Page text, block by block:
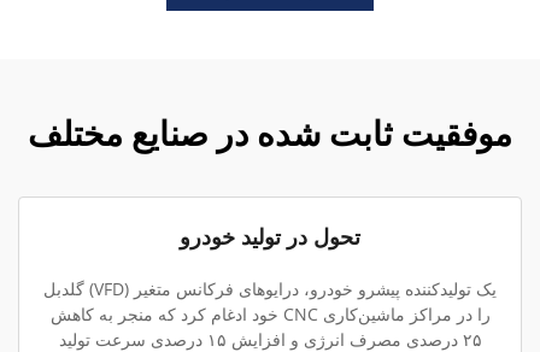
موفقیت ثابت شده در صنایع مختلف
تحول در تولید خودرو
یک تولیدکننده پیشرو خودرو، درایوهای فرکانس متغیر (VFD) گلدبل
را در مراکز ماشین‌کاری CNC خود ادغام کرد که منجر به کاهش
۲۵ درصدی مصرف انرژی و افزایش ۱۵ درصدی سرعت تولید